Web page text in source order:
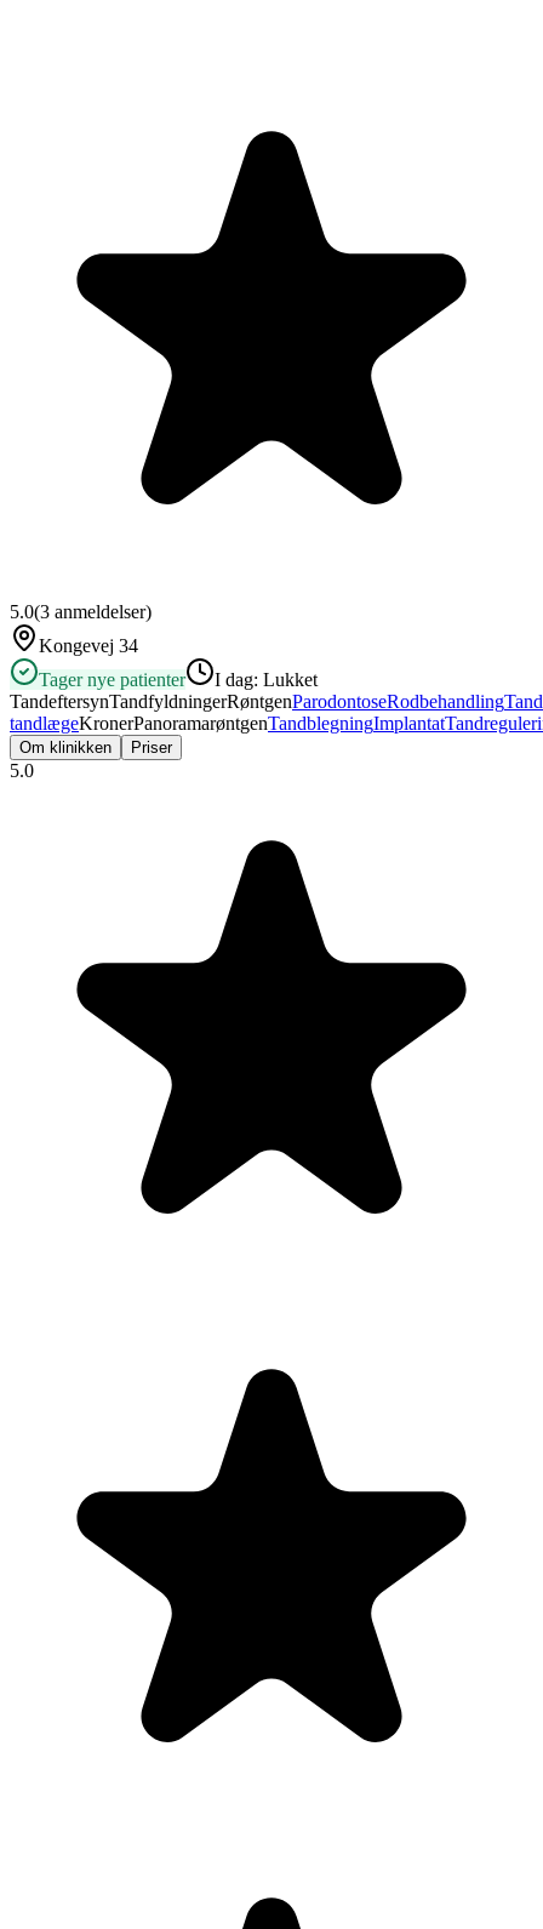
5.0(3 anmeldelser)
Kongevej 34
Tager nye patienter
I dag: Lukket
TandeftersynTandfyldningerRøntgenParodontoseRodbehandling
tandlægeKronerPanoramarøntgenTandblegningImplantat
Om klinikken Priser
5.0